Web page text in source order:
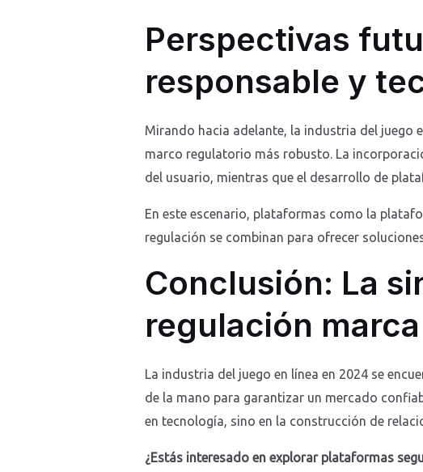
Perspectivas
responsable y
Mirando hacia adelante, la industria del juego
marco regulatorio más robusto. La
del usuario, mientras que el desarrollo de
En este escenario, plataformas como la
regulación se combinan para ofrecer
Conclusión: La
regulación
La industria del juego en línea en 2024 se
de la mano para garantizar un mercado
en tecnología, sino en la construcción de
¿Estás interesado en explorar plataformas